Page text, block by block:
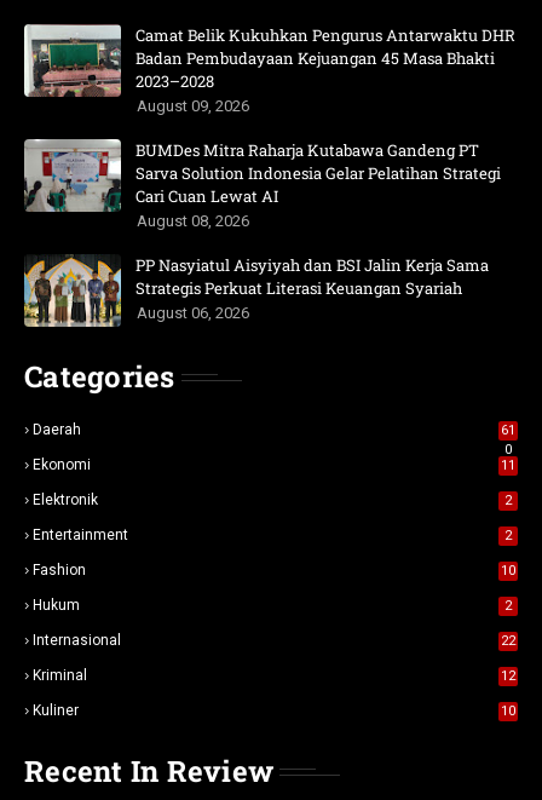
Camat Belik Kukuhkan Pengurus Antarwaktu DHR
Badan Pembudayaan Kejuangan 45 Masa Bhakti
2023–2028
August 09, 2026
BUMDes Mitra Raharja Kutabawa Gandeng PT
Sarva Solution Indonesia Gelar Pelatihan Strategi
Cari Cuan Lewat AI
August 08, 2026
PP Nasyiatul Aisyiyah dan BSI Jalin Kerja Sama
Strategis Perkuat Literasi Keuangan Syariah
August 06, 2026
Categories
Daerah
61
0
Ekonomi 11
Elektronik 2
Entertainment 2
Fashion 10
Hukum 2
Internasional 22
Kriminal 12
Kuliner 10
Recent In Review